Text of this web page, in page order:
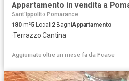
Appartamento in vendita a
Sant'ippolito Pomarance
180 m²5 Locali2 BagniAppartamento
·Terrazzo·Cantina
Aggiornato oltre un mese fa da Pcase